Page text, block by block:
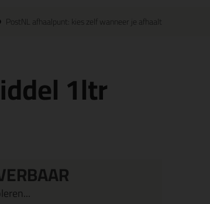
PostNL afhaalpunt: kies zelf wanneer je afhaalt
1ltr